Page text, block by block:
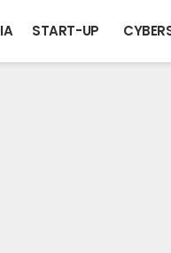
START-UP